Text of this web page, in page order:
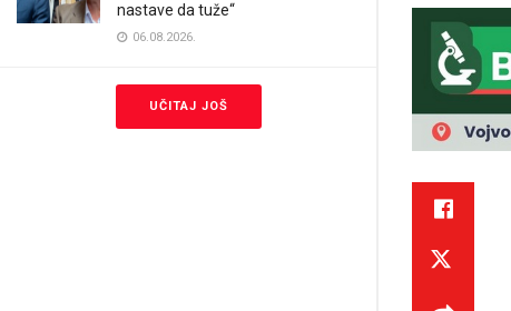
nastave da tuže“
06.08.2026.
UČITAJ JOŠ